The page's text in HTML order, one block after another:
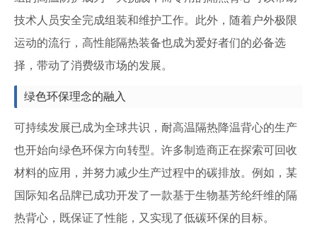
技术人员安全完成组装和维护工作。此外，随着户外极限
运动的流行，高性能隔热装备也成为爱好者们的必备选
择，带动了消费级市场的发展。
绿色环保理念的融入
可持续发展已成为全球共识，耐高温隔热降温背心的生产
也开始向绿色环保方向转型。许多制造商正在探索可回收
材料的应用，并努力减少生产过程中的碳排放。例如，某
国际知名品牌已成功开发了一款基于生物基芳纶纤维的隔
热背心，既保证了性能，又实现了低碳环保的目标。